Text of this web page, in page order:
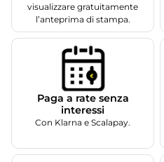
visualizzare gratuitamente
l’anteprima di stampa.
Paga a rate senza
interessi
Con Klarna e Scalapay.